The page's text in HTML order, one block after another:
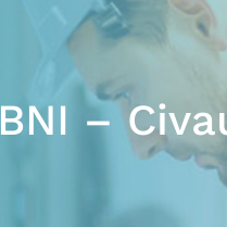
BNI –